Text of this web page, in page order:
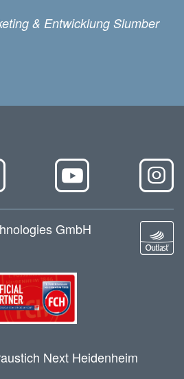
& Entwicklung Slumber
GmbH
Next Heidenheim